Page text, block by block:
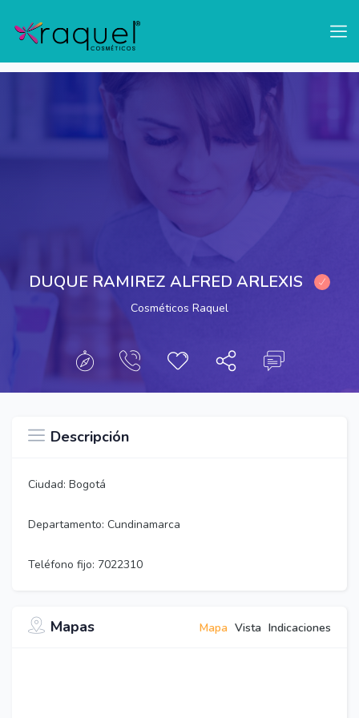
Mostrar Barra Lateral
DUQUE RAMIREZ ALFRED ARLEXIS
Cosméticos Raquel
Descripción
Ciudad: Bogotá
Departamento: Cundinamarca
Teléfono fijo: 7022310
Mapas Mapa Vista Indicaciones